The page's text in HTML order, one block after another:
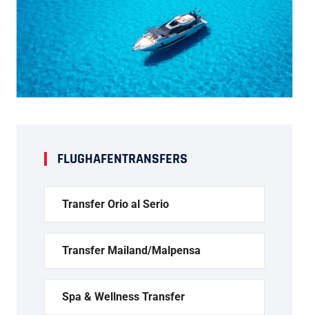
FLUGHAFENTRANSFERS
Transfer Orio al Serio
Transfer Mailand/Malpensa
Spa & Wellness Transfer